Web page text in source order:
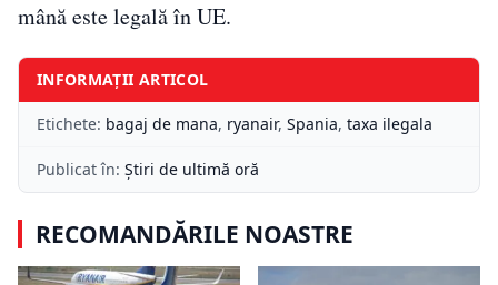
mână este legală în UE.
INFORMAȚII ARTICOL
Etichete: bagaj de mana, ryanair, Spania, taxa ilegala
Publicat în: Știri de ultimă oră
RECOMANDĂRILE NOASTRE